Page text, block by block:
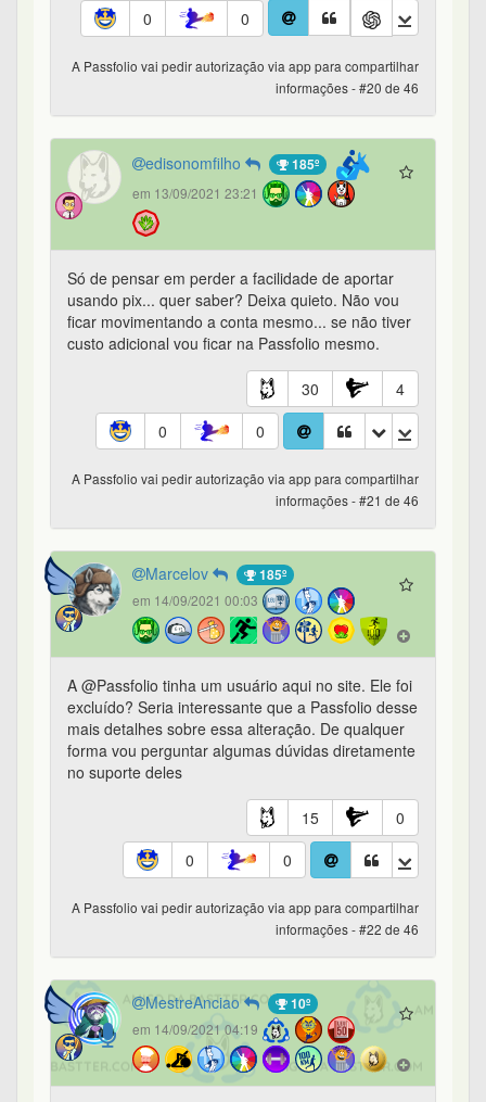
0
0
A Passfolio vai pedir autorização via app para compartilhar
informações - #20 de 46
edisonomfilho 185º
em 13/09/2021 23:21
Só de pensar em perder a facilidade de aportar
usando pix... quer saber? Deixa quieto. Não vou
ficar movimentando a conta mesmo... se não tiver
custo adicional vou ficar na Passfolio mesmo.
30
4
0
0
A Passfolio vai pedir autorização via app para compartilhar
informações - #21 de 46
Marcelov 185º
em 14/09/2021 00:03
A @Passfolio tinha um usuário aqui no site. Ele foi
excluído? Seria interessante que a Passfolio desse
mais detalhes sobre essa alteração. De qualquer
forma vou perguntar algumas dúvidas diretamente
no suporte deles
15
0
0
0
A Passfolio vai pedir autorização via app para compartilhar
informações - #22 de 46
MestreAnciao 10º
em 14/09/2021 04:19